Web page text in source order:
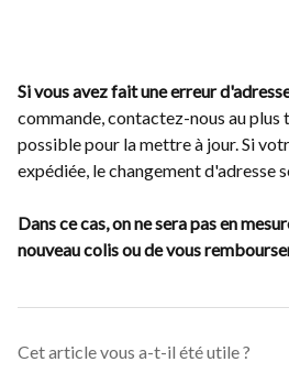
Si vous avez fait une erreur
commande, contactez-nous au
possible pour la mettre à jour. Si
expédiée, le changement d'adresse
Dans ce cas, on ne sera pas en
nouveau colis ou de vous
Cet article vous a-t-il été utile ?